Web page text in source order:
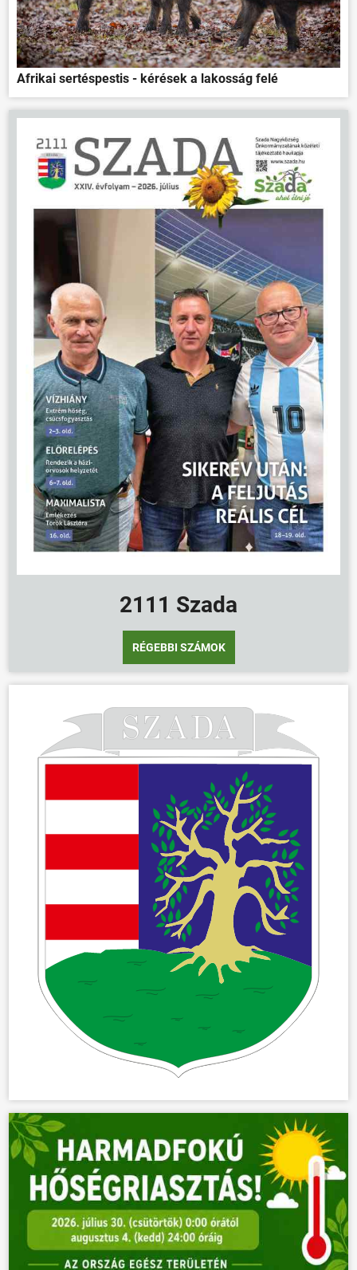
ÖNKORMÁNYZAT
ÜGYINTÉZÉS
KÖZÖSSÉG
HÍREK
Afrikai sertéspestis - kérések a lakosság felé
2111 Szada
RÉGEBBI SZÁMOK